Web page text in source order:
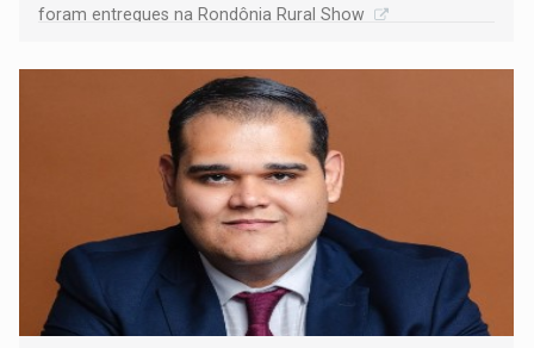
foram entregues na Rondônia Rural Show